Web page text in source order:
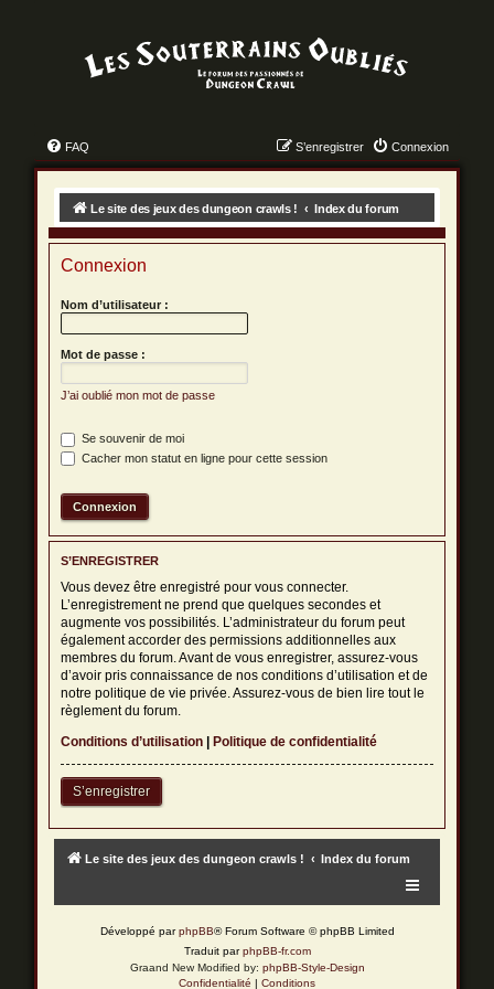
FAQ Connexion
S’enregistrer
Le site des jeux des dungeon crawls ! Index du forum
Connexion
Nom d’utilisateur :
Mot de passe :
J’ai oublié mon mot de passe
Se souvenir de moi
Cacher mon statut en ligne pour cette session
S’ENREGISTRER
Vous devez être enregistré pour vous connecter.
L’enregistrement ne prend que quelques secondes et
augmente vos possibilités. L’administrateur du forum peut
également accorder des permissions additionnelles aux
membres du forum. Avant de vous enregistrer, assurez-vous
d’avoir pris connaissance de nos conditions d’utilisation et de
notre politique de vie privée. Assurez-vous de bien lire tout le
règlement du forum.
Conditions d’utilisation |Politique de confidentialité
S’enregistrer
Le site des jeux des dungeon crawls ! Index du forum
Développé parphpBB® Forum Software © phpBB Limited
Traduit parphpBB-fr.com
Graand New Modified by: phpBB-Style-Design
Confidentialité | Conditions